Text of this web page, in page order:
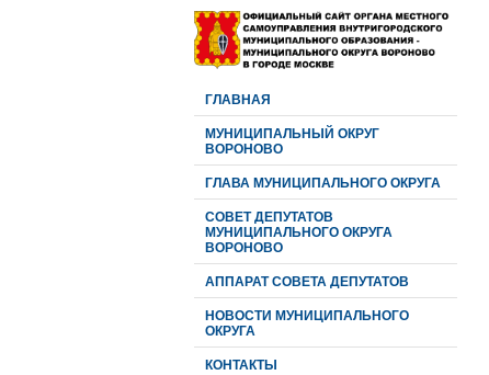
ГЛАВНАЯ
МУНИЦИПАЛЬНЫЙ ОКРУГ
ВОРОНОВО
ГЛАВА МУНИЦИПАЛЬНОГО ОКРУГА
CОВЕТ ДЕПУТАТОВ
МУНИЦИПАЛЬНОГО ОКРУГА
ВОРОНОВО
АППАРАТ СОВЕТА ДЕПУТАТОВ
НОВОСТИ МУНИЦИПАЛЬНОГО
ОКРУГА
КОНТАКТЫ